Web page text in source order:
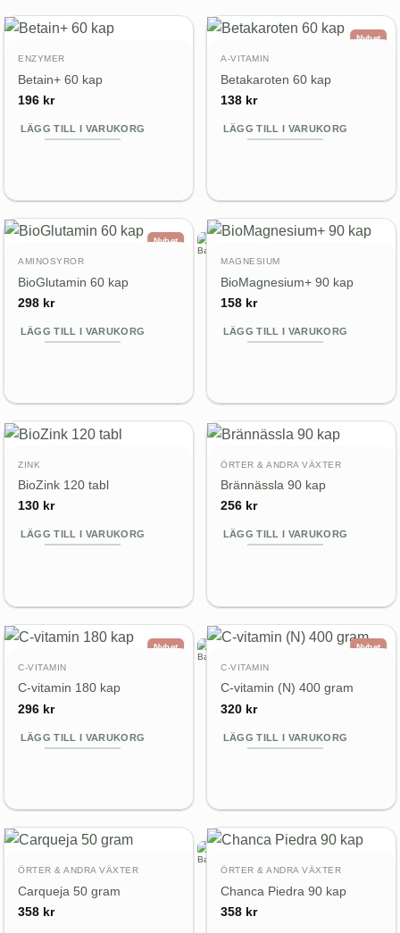
ENZYMER
Betain+ 60 kap
196 kr
LÄGG TILL I VARUKORG
Nyhet
A-VITAMIN
Betakaroten 60 kap
138 kr
LÄGG TILL I VARUKORG
Nyhet
AMINOSYROR
BioGlutamin 60 kap
298 kr
LÄGG TILL I VARUKORG
MAGNESIUM
BioMagnesium+ 90 kap
158 kr
LÄGG TILL I VARUKORG
ZINK
BioZink 120 tabl
130 kr
LÄGG TILL I VARUKORG
ÖRTER & ANDRA VÄXTER
Brännässla 90 kap
256 kr
LÄGG TILL I VARUKORG
Nyhet
C-VITAMIN
C-vitamin 180 kap
296 kr
LÄGG TILL I VARUKORG
Nyhet
C-VITAMIN
C-vitamin (N) 400 gram
320 kr
LÄGG TILL I VARUKORG
ÖRTER & ANDRA VÄXTER
Carqueja 50 gram
358 kr
ÖRTER & ANDRA VÄXTER
Chanca Piedra 90 kap
358 kr